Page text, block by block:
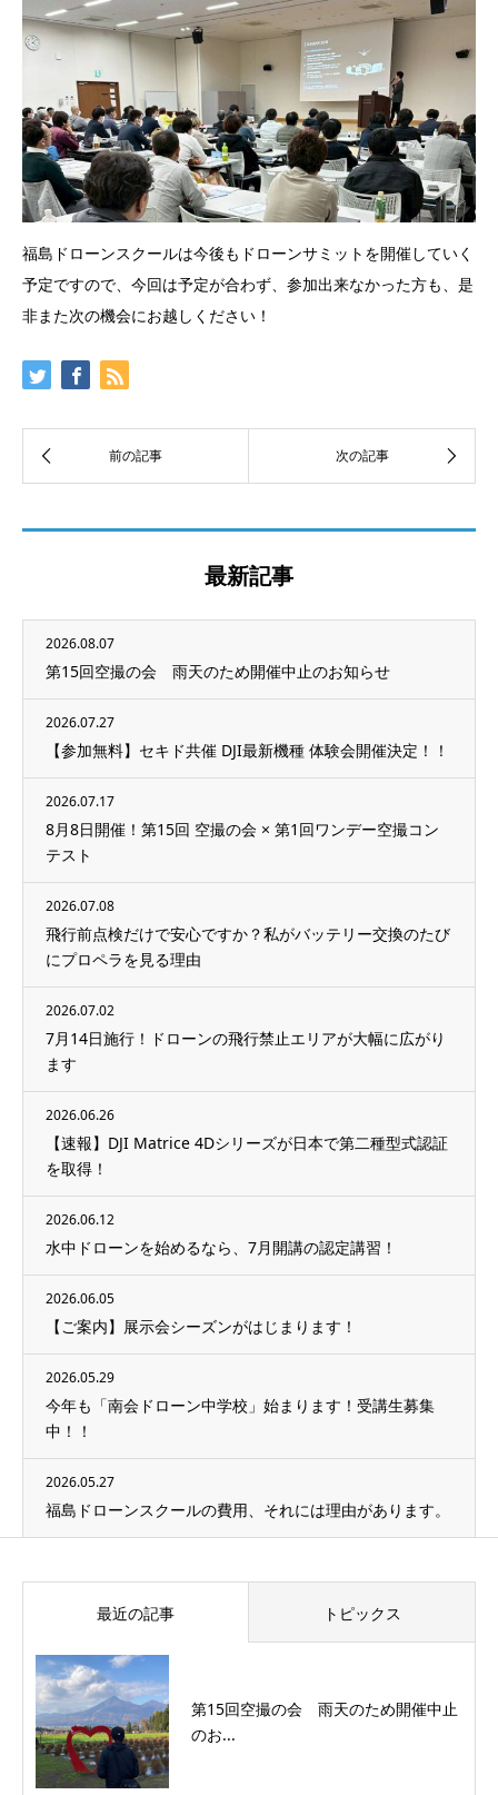
福島ドローンスクールは今後もドローンサミットを開催していく
予定ですので、今回は予定が合わず、参加出来なかった方も、是
非また次の機会にお越しください！
最新記事
2026.08.07
第15回空撮の会 雨天のため開催中止のお知らせ
2026.07.27
【参加無料】セキド共催 DJI最新機種 体験会開催決定！！
2026.07.17
8月8日開催！第15回 空撮の会 × 第1回ワンデー空撮コン
テスト
2026.07.08
飛行前点検だけで安心ですか？私がバッテリー交換のたび
にプロペラを見る理由
2026.07.02
7月14日施行！ドローンの飛行禁止エリアが大幅に広がり
ます
2026.06.26
【速報】DJI Matrice 4Dシリーズが日本で第二種型式認証
を取得！
2026.06.12
水中ドローンを始めるなら、7月開講の認定講習！
2026.06.05
【ご案内】展示会シーズンがはじまります！
2026.05.29
今年も「南会ドローン中学校」始まります！受講生募集
中！！
2026.05.27
福島ドローンスクールの費用、それには理由があります。
最近の記事 トピックス
第15回空撮の会 雨天のため開催中止
のお...